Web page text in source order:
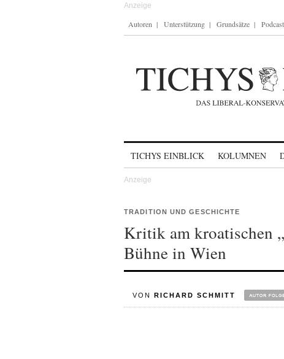
Autoren Unterstützung Grundsätze Podcast
TICHYS EINBLICK KOLUMNEN
TRADITION UND GESCHICHTE
Kritik am kroatischen
Bühne in Wien
VON RICHARD SCHMITT